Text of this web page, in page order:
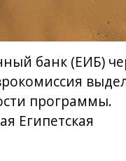
банк (ЕИБ)
программы.
Египетская